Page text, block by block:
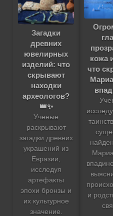
Загадки
древних
ювелирных
изделий: что
скрывают
находки
археологов?
👑✨
Ученые
раскрывают
загадки древних
украшений из
Евразии,
исследуя
артефакты
эпохи бронзы и
их культурное
значение.
кожа
что
и